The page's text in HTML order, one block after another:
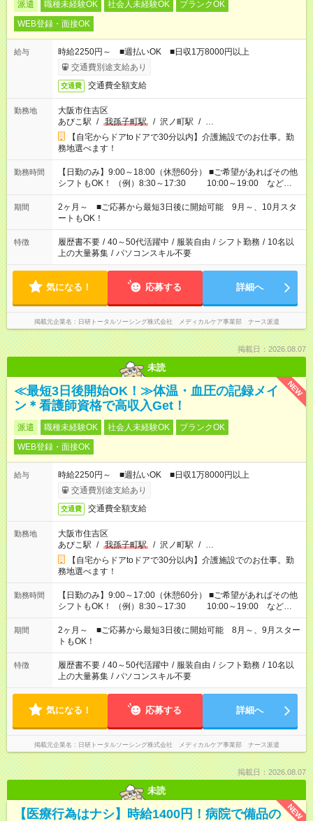
派遣 職種未経験OK 社会人未経験OK
ブランクOK
WEB登録・面接OK
給与
時給2250円～ ■週払いOK ■日収1万8000円以上
交通費別途支給あり
交通費 交通費全額支給
勤務地
大阪市住吉区
あびこ駅 / 我孫子町駅 / 沢ノ町駅 / …
【自宅からドアtoドアで30分以内】介護施設でのお仕事。勤
務地選べます！
勤務時間
【日勤のみ】9:00～18:00（休憩60分） ■ご希望があればその他
シフトもOK！ （例）8:30～17:30 10:00～19:00 など
「家族とお休みを合わせたい」 「できれば残業はしたくない」
など、あなたのご希望に沿ったお仕事をご紹介します！ ※Wワ
ーク希望の方へ 今ご覧のお仕事で希望する勤務時間と、もう1つ
のお仕事の勤務時間。 合計で週40時間を超える場合は応募でき
ません
期間
2ヶ月～ ■ご応募から最短3日後に開始可能 9月～、10月スタ
ートもOK！
特徴 履歴書不要 / 40～50代活躍中 / 服装自由 / シフト勤務 / 10名以
上の大量募集 / パソコンスキル不要
気になる！ 応募する 詳細へ
掲載元企業名 日研トータルソーシング株式会社 メディカルケア事業部 ナース派遣
掲載日：2026.08.07
未読
NEW
≪最短3日後開始OK！≫体温・血圧の記録メイ
ン＊看護師資格で高収入Get！
派遣 職種未経験OK 社会人未経験OK
ブランクOK
WEB登録・面接OK
給与
時給2250円～ ■週払いOK ■日収1万8000円以上
交通費別途支給あり
交通費 交通費全額支給
勤務地
大阪市住吉区
あびこ駅 / 我孫子町駅 / 沢ノ町駅 / …
【自宅からドアtoドアで30分以内】介護施設でのお仕事。勤
務地選べます！
勤務時間
【日勤のみ】9:00～17:00（休憩60分） ■ご希望があればその他
シフトもOK！ （例）8:30～17:30 10:00～19:00 など
「家族とお休みを合わせたい」 「できれば残業はしたくない」
など、あなたのご希望に沿ったお仕事をご紹介します！ ※Wワ
ーク希望の方へ 今ご覧のお仕事で希望する勤務時間と、もう1つ
のお仕事の勤務時間。 合計で週40時間を超える場合は応募でき
ません
期間
2ヶ月～ ■ご応募から最短3日後に開始可能 8月～、9月スター
トもOK！
特徴 履歴書不要 / 40～50代活躍中 / 服装自由 / シフト勤務 / 10名以
上の大量募集 / パソコンスキル不要
気になる！ 応募する 詳細へ
掲載元企業名 日研トータルソーシング株式会社 メディカルケア事業部 ナース派遣
掲載日：2026.08.07
未読
NEW
【医療行為はナシ】時給1400円！病院で備品の